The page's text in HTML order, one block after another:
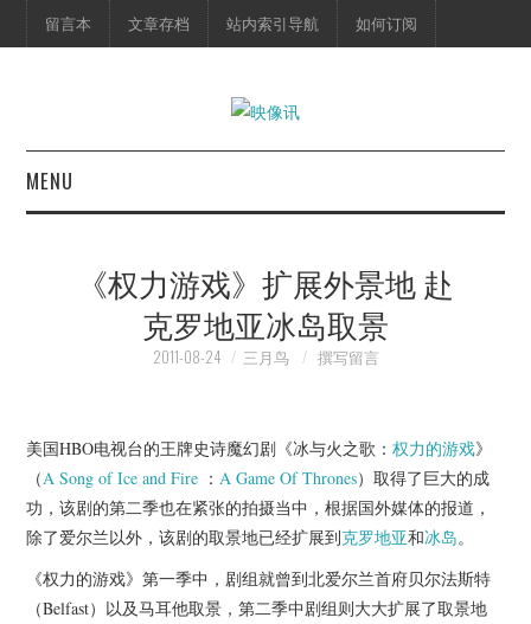
留言本 文章存档 站内索引导航 如何订阅
MENU
映像快讯
脱口秀
杂七杂八
美剧英剧
《权力游戏》扩展外景地 赴
克罗地亚冰岛取景
2011-08-24 三月鸟 撰写留言
美国HBO电视台的王牌史诗魔幻剧《冰与火之歌：权力的游戏》
（A Song of Ice and Fire ：A Game Of Thrones）取得了巨大的成
功，该剧的第二季也在紧张的拍摄当中，根据国外媒体的报道，
除了爱尔兰以外，该剧的取景地已经扩展到克罗地亚和冰岛。
《权力的游戏》第一季中，剧组就曾到北爱尔兰首府贝尔法斯特
（Belfast）以及马耳他取景，第二季中剧组则大大扩展了取景地